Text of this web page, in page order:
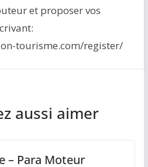
et proposer vos
tourisme.com/register/
aussi aimer
– Para Moteur